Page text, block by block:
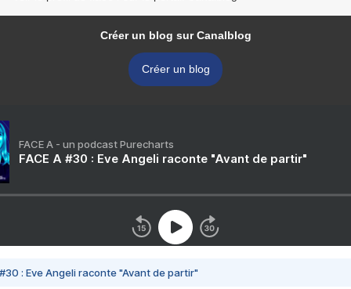
Créer un blog sur Canalblog
Créer un blog
FACE A - un podcast Purecharts
FACE A #30 : Eve Angeli raconte "Avant de partir"
#30 : Eve Angeli raconte "Avant de partir"